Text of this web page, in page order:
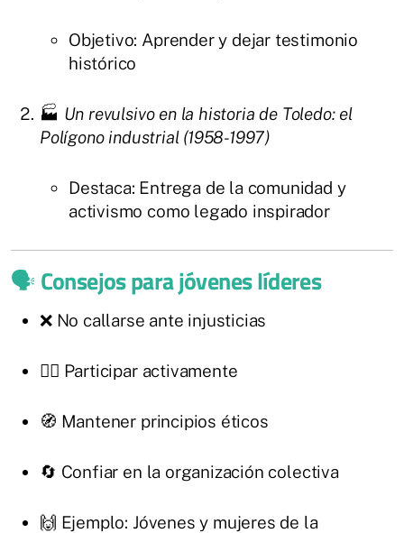
Objetivo: Aprender y dejar testimonio
histórico
🏭 Un revulsivo en la historia de Toledo: el
Polígono industrial (1958-1997)
Destaca: Entrega de la comunidad y
activismo como legado inspirador
🗣️ Consejos para jóvenes líderes
❌ No callarse ante injusticias
🙋‍♀️ Participar activamente
🧭 Mantener principios éticos
🔄 Confiar en la organización colectiva
🙌 Ejemplo: Jóvenes y mujeres de la